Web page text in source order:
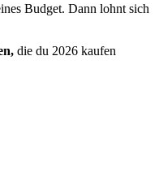
Budget. Dann lohnt sich
die du 2026 kaufen